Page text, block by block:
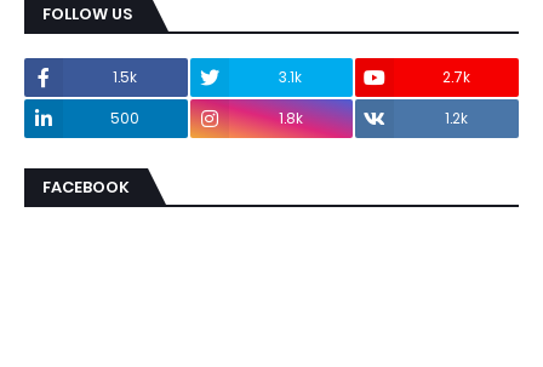
FOLLOW US
1.5k 3.1k
2.7k
500
1.8k 1.2k
FACEBOOK